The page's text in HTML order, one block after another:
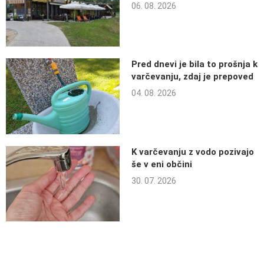
06. 08. 2026
Pred dnevi je bila to prošnja k
varčevanju, zdaj je prepoved
04. 08. 2026
K varčevanju z vodo pozivajo
še v eni občini
30. 07. 2026